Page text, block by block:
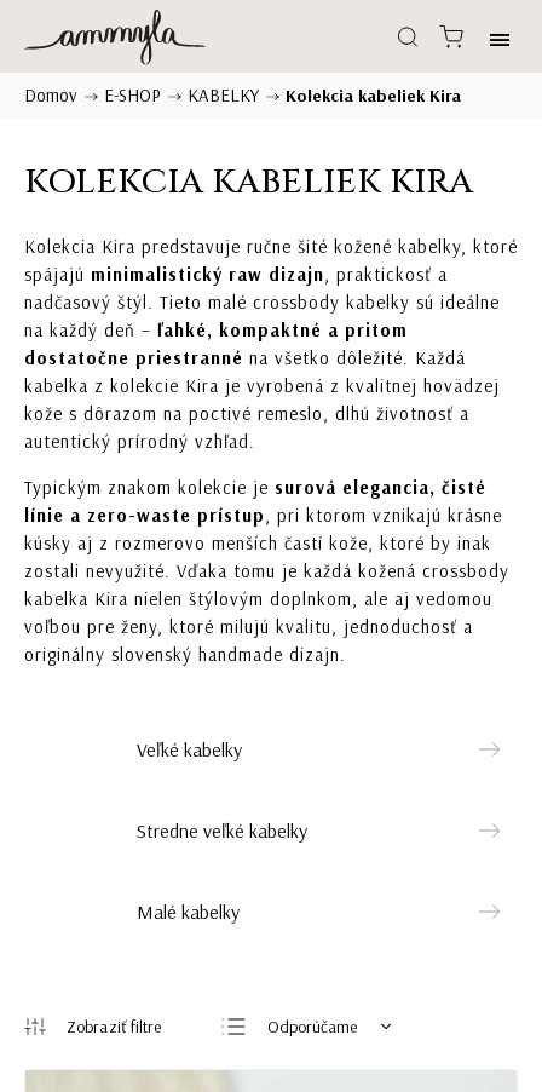
Domov / E-SHOP / KABELKY / Kolekcia kabeliek Kira
KOLEKCIA KABELIEK KIRA
Kolekcia Kira predstavuje ručne šité kožené kabelky, ktoré
spájajú minimalistický raw dizajn, praktickosť a
nadčasový štýl. Tieto malé crossbody kabelky sú ideálne
na každý deň – ľahké, kompaktné a pritom
dostatočne priestranné na všetko dôležité. Každá
kabelka z kolekcie Kira je vyrobená z kvalitnej hovädzej
kože s dôrazom na poctivé remeslo, dlhú životnosť a
autentický prírodný vzhľad.
Typickým znakom kolekcie je surová elegancia, čisté
línie a zero-waste prístup, pri ktorom vznikajú krásne
kúsky aj z rozmerovo menších častí kože, ktoré by inak
zostali nevyužité. Vďaka tomu je každá kožená crossbody
kabelka Kira nielen štýlovým doplnkom, ale aj vedomou
voľbou pre ženy, ktoré milujú kvalitu, jednoduchosť a
originálny slovenský handmade dizajn.
Veľké kabelky
Stredne veľké kabelky
Malé kabelky
Odporúčame